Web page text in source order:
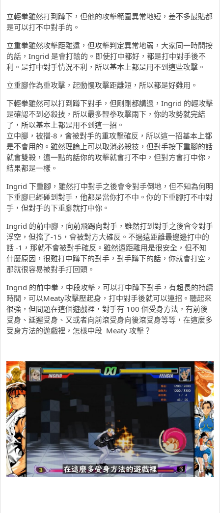
立輕拳雖然打到蹲下，但他的攻擊範圍異常地短，差不多最貼都
是可以打不中對手的。
立重拳雖然攻擊距離遠，但攻擊判定異常地弱，大家同一時間按
的話，Ingrid 是會打輸的。即使打中都好，都是打中對手後不
利。是打中對手情況不利，所以基本上都是用不到這些攻擊。
立重腳作為重攻擊，起動慢攻擊距離短，所以都是好難用。
下輕拳雖然可以打到蹲下對手，但剛剛都講過，Ingrid 的輕攻擊
是確認不到必殺技，所以最多輕拳攻擊兩下，你的攻勢就完結
了，所以基本上都是用不到這一招。
立中腳，被擋-8，會被對手的重攻擊確反，所以這一招基本上都
是不會用的。雖然理論上可以取消必殺技，但對手按下重腳的話
就會雙殺，遠一點的話你的攻擊就會打不中，但對方會打中你，
結果都是一樣。
Ingrid 下重腳，雖然打中對手之後會令對手倒地，但不知為何明
下重腳已經碰到對手，他都是當你打不中。你的下重腳打不中對
手，但對手的下重腳就打中你。
Ingrid 的前中腳，向前飛踢向對手，雖然打到對手之後會令對手
浮空，但擋了-15，會被對方大確反。不過遠距離最邊邊打中的
話 -1，那就不會被對手確反。雖然遠距離用是很安全，但不知
什麼原因，很難打中蹲下的對手，對手蹲下的話，你就會打空，
那就很容易被對手打回頭。
Ingrid 的前中拳，中段攻擊，可以打中蹲下對手，有超長的持續
時間，可以Meaty攻擊壓起身，打中對手後就可以連招。聽起來
很強，但問題在這個遊戲裡，對手有 100 個受身方法，有前後
受身、延遲受身、又或者向前滾受身向後滾受身等等，在這麼多
受身方法的遊戲裡，怎樣中段 Meaty 攻擊？